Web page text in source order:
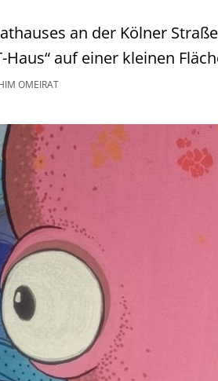
an der Kölner
Haus“ auf einer kleinen
OMEIRAT